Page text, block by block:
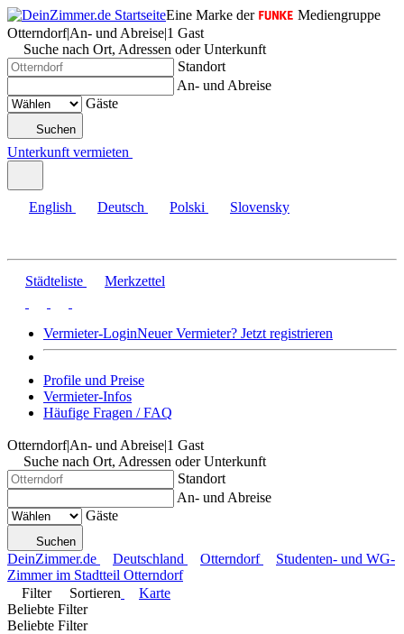
Eine Marke der
Mediengruppe
Otterndorf|An- und Abreise|1 Gast
Suche nach Ort, Adressen oder Unterkunft
Standort
An- und Abreise
Gäste
Suchen
Unterkunft vermieten
English Deutsch Polski Slovensky
Städteliste Merkzettel
Vermieter-LoginNeuer Vermieter? Jetzt registrieren
Profile und Preise
Vermieter-Infos
Häufige Fragen / FAQ
Otterndorf|An- und Abreise|1 Gast
Suche nach Ort, Adressen oder Unterkunft
Standort
An- und Abreise
Gäste
Suchen
DeinZimmer.de Deutschland Otterndorf
Studenten- und WG-
Zimmer im Stadtteil Otterndorf
Filter
Sortieren
Karte
Beliebte Filter
Beliebte Filter